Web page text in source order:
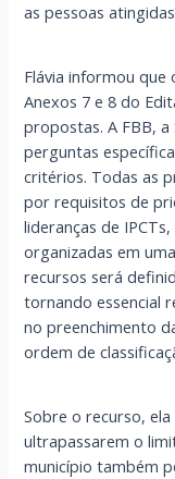
as pessoas
Flávia informou que
Anexos 7 e 8 do
propostas. A FBB, a
perguntas
critérios. Todas as
por requisitos de
lideranças de
organizadas em
recursos será
tornando essencial
no preenchimento
ordem de
Sobre o recurso,
ultrapassarem o
município também